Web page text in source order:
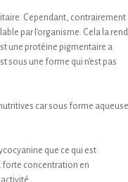
Cependant, contrairement
par l’organisme. Cela la rend
une protéine pigmentaire a
sous une forme qui n'est pas
car sous forme aqueuse,
que ce qui est
forte concentration en